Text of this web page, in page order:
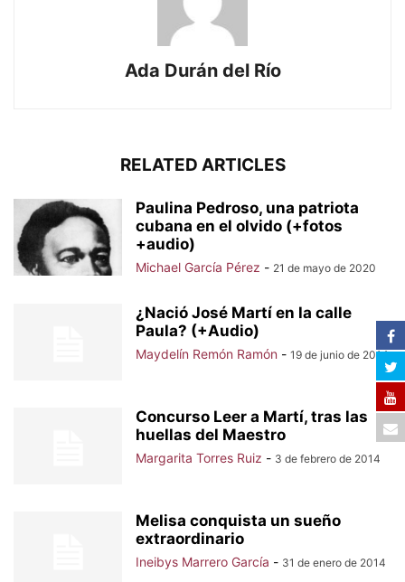
Ada Durán del Río
RELATED ARTICLES
Paulina Pedroso, una patriota
cubana en el olvido (+fotos
+audio)
Michael García Pérez - 21 de mayo de 2020
¿Nació José Martí en la calle
Paula? (+Audio)
Maydelín Remón Ramón - 19 de junio de 2014
Concurso Leer a Martí, tras las
huellas del Maestro
Margarita Torres Ruiz - 3 de febrero de 2014
Melisa conquista un sueño
extraordinario
Ineibys Marrero García - 31 de enero de 2014